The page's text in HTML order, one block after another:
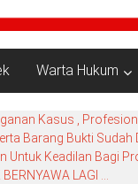
Warta Hukum
Kasus ,
Barang Bukti Sudah
Untuk Keadilan Bagi
LAGI …